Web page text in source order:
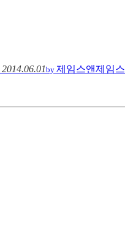
2014.06.01by 제임스앤제임스